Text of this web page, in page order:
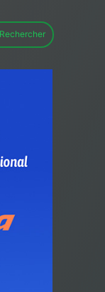
Rechercher